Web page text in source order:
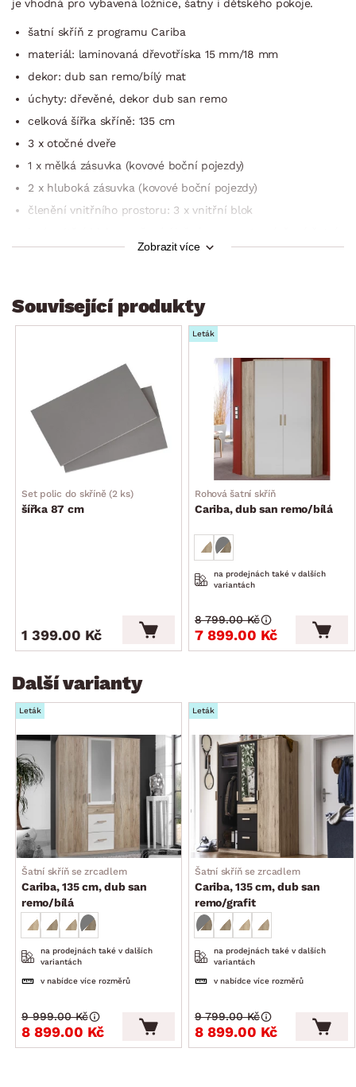
je vhodná pro vybavená ložnice, šatny i dětského pokoje.
šatní skříň z programu Cariba
materiál: laminovaná dřevotříska 15 mm/18 mm
dekor: dub san remo/bílý mat
úchyty: dřevěné, dekor dub san remo
celková šířka skříně: 135 cm
3 x otočné dveře
1 x mělká zásuvka (kovové boční pojezdy)
2 x hluboká zásuvka (kovové boční pojezdy)
členění vnitřního prostoru: 3 x vnitřní blok
tyč z kovu, 1 x police
pravý vnitřní blok: otevřený úložný prostor, 1 x závěsná
šatní tyč z kovu, 1 x police
vyobrazení vnitřního prostoru: viz fotogalerie
další vnitřní police lze dokoupit samostatně jako sdružený
produkt
dodáváno v demontu
Zobrazit více
Související produkty
Set polic do skříně (2 ks)
šířka 87 cm
1 399.00 Kč
Leták
Rohová šatní skříň
Cariba, dub san remo/bílá
na prodejnách také v dalších
variantách
7 899.00 Kč
8 799.00 Kč
Další varianty
Leták
Šatní skříň se zrcadlem
Cariba, 135 cm, dub san
remo/bílá
na prodejnách také v dalších
variantách
v nabídce více rozměrů
8 899.00 Kč
9 999.00 Kč
Leták
Šatní skříň se zrcadlem
Cariba, 135 cm, dub san
remo/grafit
na prodejnách také v dalších
variantách
v nabídce více rozměrů
8 899.00 Kč
9 799.00 Kč